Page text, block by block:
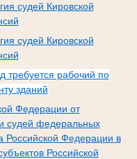
судей Кировской
судей Кировской
требуется рабочий по
зданий
Федерации от
судей федеральных
Российской Федерации в
Российской